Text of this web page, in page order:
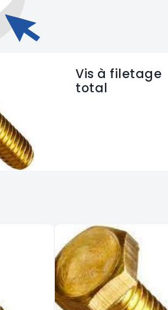
Vis à filetage
total